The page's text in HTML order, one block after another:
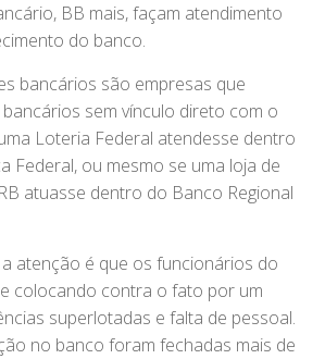
BB mais, façam atendimento
do banco.
bancários são empresas que
sem vínculo direto com o
Loteria Federal atendesse dentro
Federal, ou mesmo se uma loja de
atuasse dentro do Banco Regional
atenção é que os funcionários do
colocando contra o fato por um
superlotadas e falta de pessoal.
no banco foram fechadas mais de